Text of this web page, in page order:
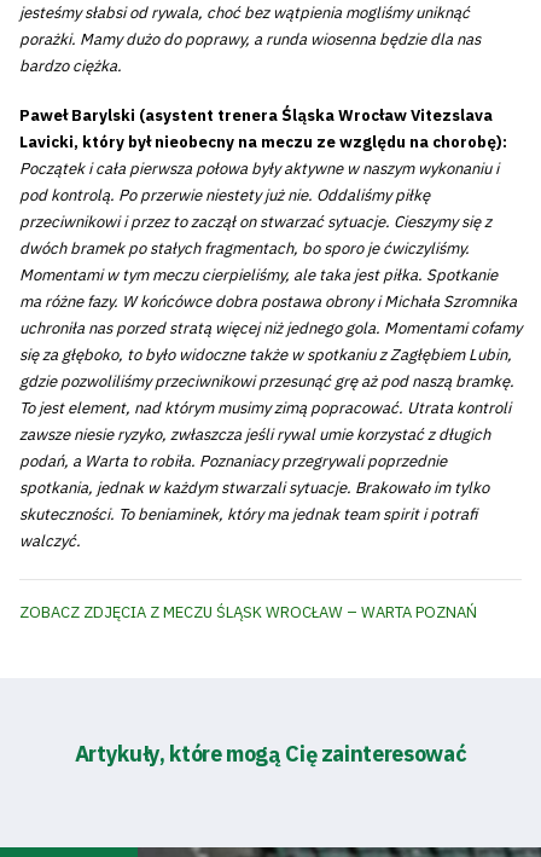
jesteśmy słabsi od rywala, choć bez wątpienia mogliśmy uniknąć
porażki. Mamy dużo do poprawy, a runda wiosenna będzie dla nas
bardzo ciężka.
Paweł Barylski (asystent trenera Śląska Wrocław Vitezslava
Lavicki, który był nieobecny na meczu ze względu na chorobę):
Początek i cała pierwsza połowa były aktywne w naszym wykonaniu i
pod kontrolą. Po przerwie niestety już nie. Oddaliśmy piłkę
przeciwnikowi i przez to zaczął on stwarzać sytuacje. Cieszymy się z
dwóch bramek po stałych fragmentach, bo sporo je ćwiczyliśmy.
Momentami w tym meczu cierpieliśmy, ale taka jest piłka. Spotkanie
ma różne fazy. W końcówce dobra postawa obrony i Michała Szromnika
uchroniła nas porzed stratą więcej niż jednego gola. Momentami cofamy
się za głęboko, to było widoczne także w spotkaniu z Zagłębiem Lubin,
gdzie pozwoliliśmy przeciwnikowi przesunąć grę aż pod naszą bramkę.
To jest element, nad którym musimy zimą popracować. Utrata kontroli
zawsze niesie ryzyko, zwłaszcza jeśli rywal umie korzystać z długich
podań, a Warta to robiła. Poznaniacy przegrywali poprzednie
spotkania, jednak w każdym stwarzali sytuacje. Brakowało im tylko
skuteczności. To beniaminek, który ma jednak team spirit i potrafi
walczyć.
ZOBACZ ZDJĘCIA Z MECZU ŚLĄSK WROCŁAW – WARTA POZNAŃ
Artykuły, które mogą Cię zainteresować